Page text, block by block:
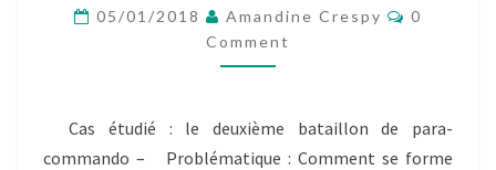
CADRE
DE
L’ENQUÊTE
D’UNE
UNITÉ
05/01/2018 Amandine Crespy
0
Comment
Cas étudié : le deuxième bataillon de para-
commando – Problématique : Comment se forme